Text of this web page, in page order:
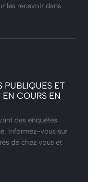
les recevoir dans
PUBLIQUES ET
COURS EN
des enquêtes
Informez-vous sur
de chez vous et